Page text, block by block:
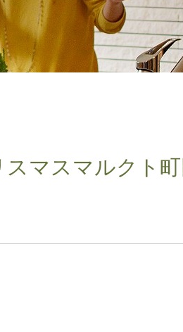
マスマルクト町